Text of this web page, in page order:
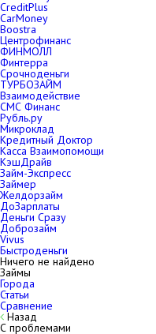
CreditPlus
CarMoney
Boostra
Центрофинанс
ФИНМОЛЛ
Финтерра
Срочноденьги
ТУРБОЗАЙМ
Взаимодействие
СМС Финанс
Рубль.ру
Микроклад
Кредитный Доктор
Касса Взаимопомощи
КэшДрайв
Займ-Экспресс
Займер
Желдорзайм
ДоЗарплаты
Деньги Сразу
Доброзайм
Vivus
Быстроденьги
Ничего не найдено
Займы
Города
Статьи
Сравнение
Назад
С проблемами